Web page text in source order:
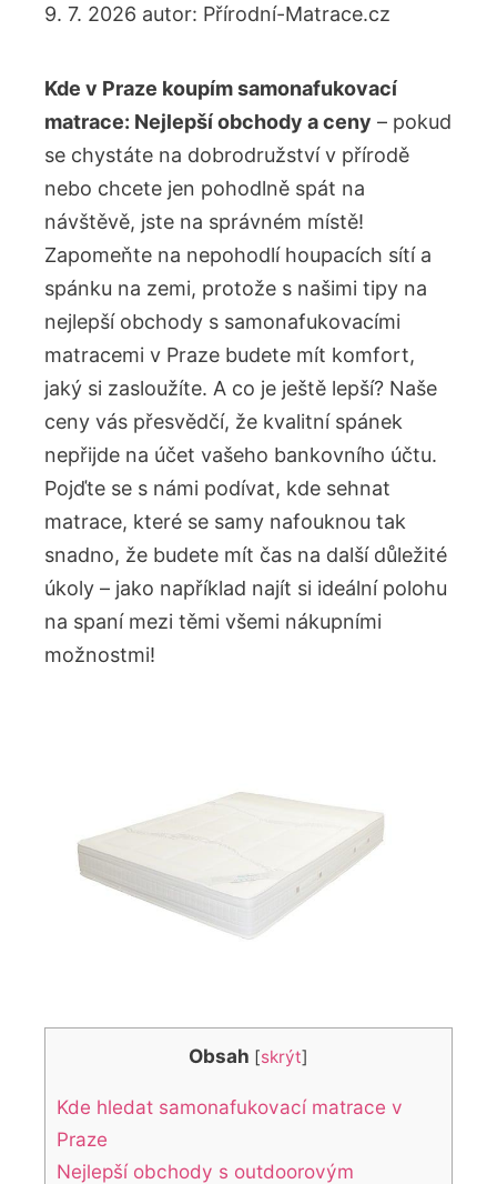
9. 7. 2026 autor: Přírodní-Matrace.cz
Kde v Praze koupím samonafukovací
matrace: Nejlepší obchody a ceny – pokud
se chystáte na dobrodružství v přírodě
nebo chcete jen pohodlně spát na
návštěvě, jste na správném místě!
Zapomeňte na nepohodlí houpacích sítí a
spánku na zemi, protože s našimi tipy na
nejlepší obchody s samonafukovacími
matracemi v Praze budete mít komfort,
jaký si zasloužíte. A co je ještě lepší? Naše
ceny vás přesvědčí, že kvalitní spánek
nepřijde na účet vašeho bankovního účtu.
Pojďte se s námi podívat, kde sehnat
matrace, které se samy nafouknou tak
snadno, že budete mít čas na další důležité
úkoly – jako například najít si ideální polohu
na spaní mezi těmi všemi nákupními
možnostmi!
Obsah [skrýt]
Kde hledat samonafukovací matrace v
Praze
Nejlepší obchody s outdoorovým